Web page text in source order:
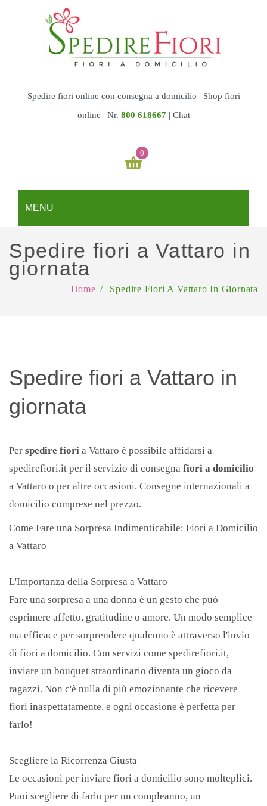
Spedire fiori online con consegna a domicilio | Shop fiori
online | Nr. 800 618667| Chat
MENU
REGALI
Fiori & Torte
Fiori & Cioccolatini
GARDEN
San Valentino
Compleanno
Festa del papà
Bouquet
Amore
Epifania
Rose di colore rosso
Rose di colore arancio
Rose di colore giallo
Rose di colore rosa
Rose numero preciso
Rose di colori misti
BLOG
0
Il tuo carrello è vuoto
SUBTOTALE: € 0,00
Spedire fiori a Vattaro in
giornata
Home / Spedire Fiori A Vattaro In Giornata
Spedire fiori a Vattaro in
giornata
Per spedire fiori a Vattaro è possibile affidarsi a
spedirefiori.it per il servizio di consegna fiori a domicilio
a Vattaro o per altre occasioni. Consegne internazionali a
domicilio comprese nel prezzo.
Come Fare una Sorpresa Indimenticabile: Fiori a Domicilio
a Vattaro
L'Importanza della Sorpresa a Vattaro
Fare una sorpresa a una donna è un gesto che può
esprimere affetto, gratitudine o amore. Un modo semplice
ma efficace per sorprendere qualcuno è attraverso l'invio
di fiori a domicilio. Con servizi come spedirefiori.it,
inviare un bouquet straordinario diventa un gioco da
ragazzi. Non c'è nulla di più emozionante che ricevere
fiori inaspettatamente, e ogni occasione è perfetta per
farlo!
Scegliere la Ricorrenza Giusta
Le occasioni per inviare fiori a domicilio sono molteplici.
Puoi scegliere di farlo per un compleanno, un